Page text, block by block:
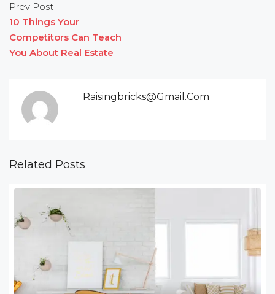
Prev Post
10 Things Your
Competitors Can Teach
You About Real Estate
Raisingbricks@gmail.com
Related Posts